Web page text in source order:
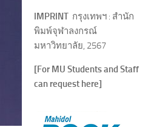
IMPRINT กรุงเทพฯ : สำนัก
พิมพ์จุฬาลงกรณ์
มหาวิทยาลัย, 2567
[For MU Students and Staff
can request here]